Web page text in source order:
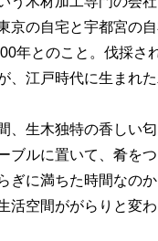
京の自宅と宇都宮の
年とのこと。伐採さ
、江戸時代に生まれ
、生木独特の香しい
ブルに置いて、肴を
ぎに満ちた時間なの
活空間ががらりと変